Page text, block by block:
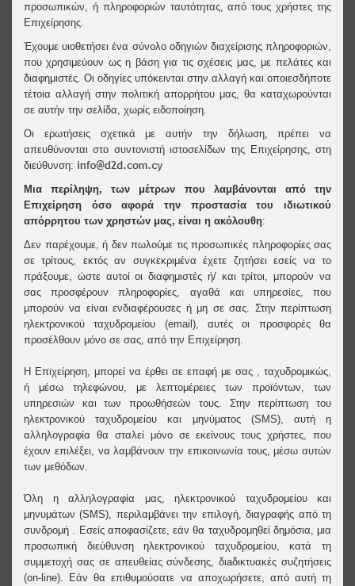
προσωπικών, ή πληροφοριών ταυτότητας, από τους χρήστες της
Επιχείρησης.
Έχουμε υιοθετήσει ένα σύνολο οδηγιών διαχείρισης πληροφοριών,
που χρησιμεύουν ως η βάση για τις σχέσεις μας, με πελάτες και
διαφημιστές. Οι οδηγίες υπόκεινται στην αλλαγή και οποιεσδήποτε
τέτοια αλλαγή στην πολιτική απορρήτου μας, θα καταχωρούνται
σε αυτήν την σελίδα, χωρίς ειδοποίηση.
Οι ερωτήσεις σχετικά με αυτήν την δήλωση, πρέπει να
απευθύνονται στο συντονιστή ιστοσελίδων της Επιχείρησης, στη
διεύθυνση:
Μια περίληψη, των μέτρων που λαμβάνονται από την
Επιχείρηση όσο αφορά την προστασία του ιδιωτικού
απόρρητου των χρηστών μας, είναι η ακόλουθη:
Δεν παρέχουμε, ή δεν πωλούμε τις προσωπικές πληροφορίες σας
σε τρίτους, εκτός αν συγκεκριμένα έχετε ζητήσει εσείς να το
πράξουμε, ώστε αυτοί οι διαφημιστές ή/ και τρίτοι, μπορούν να
σας προσφέρουν πληροφορίες, αγαθά και υπηρεσίες, που
μπορούν να είναι ενδιαφέρουσες ή μη σε σας. Στην περίπτωση
ηλεκτρονικού ταχυδρομείου (email), αυτές οι προσφορές θα
προσέλθουν μόνο σε σας, από την Επιχείρηση.
Η Επιχείρηση, μπορεί να έρθει σε επαφή με σας , ταχυδρομικώς,
ή μέσω τηλεφώνου, με λεπτομέρειες των προϊόντων, των
υπηρεσιών και των προωθήσεών τους. Στην περίπτωση του
ηλεκτρονικού ταχυδρομείου και μηνύματος (SMS), αυτή η
αλληλογραφία θα σταλεί μόνο σε εκείνους τους χρήστες, που
έχουν επιλέξει, να λαμβάνουν την επικοινωνία τους, μέσω αυτών
των μεθόδων.
Όλη η αλληλογραφία μας, ηλεκτρονικού ταχυδρομείου και
μηνυμάτων (SMS), περιλαμβάνει την επιλογή, διαγραφής από τη
συνδρομή . Εσείς αποφασίζετε, εάν θα ταχυδρομηθεί δημόσια, μια
προσωπική διεύθυνση ηλεκτρονικού ταχυδρομείου, κατά τη
συμμετοχή σας σε απευθείας σύνδεσης, διaδικτυακές συζητήσεις
(on-line). Εάν θα επιθυμούσατε να αποχωρήσετε, από αυτή τη